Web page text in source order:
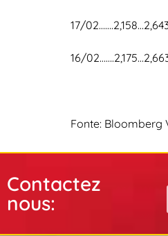
17/
16/
Fonte: Bloomberg
Contactez
nous: